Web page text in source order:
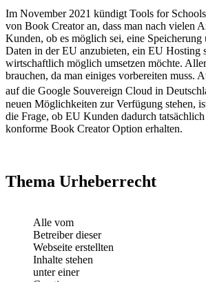
Im November 2021 kündigt Tools for
von Book Creator an, dass man nach vielen
Kunden, ob es möglich sei, eine
Daten in der EU anzubieten, ein EU Hosting
wirtschaftlich möglich umsetzen möchte.
brauchen, da man einiges vorbereiten muss.
auf die Google Souvereign Cloud in
neuen Möglichkeiten zur Verfügung stehen,
die Frage, ob EU Kunden dadurch
konforme Book Creator Option erhalten.
Thema Urheberrecht
Alle vom
Betreiber dieser
Webseite erstellten
Inhalte stehen
unter einer